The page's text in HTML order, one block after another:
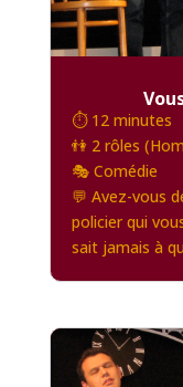
⏱️ 12 minutes
👫 2 rôles
🎭 Comédie
💬 Avez-vous
policier qui
sait jamais à